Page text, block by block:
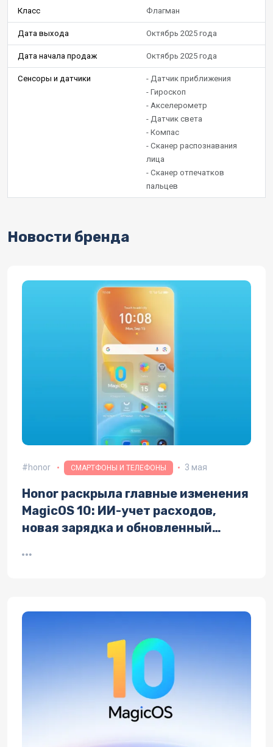
Класс Флагман
Дата выхода Октябрь 2025 года
Дата начала продаж Октябрь 2025 года
Сенсоры и датчики
- Датчик приближения
- Гироскоп
- Акселерометр
- Датчик света
- Компас
- Сканер распознавания
лица
- Сканер отпечатков
пальцев
Новости бренда
honor СМАРТФОНЫ И ТЕЛЕФОНЫ 3 мая
Honor раскрыла главные изменения
MagicOS 10: ИИ-учет расходов,
новая зарядка и обновленный